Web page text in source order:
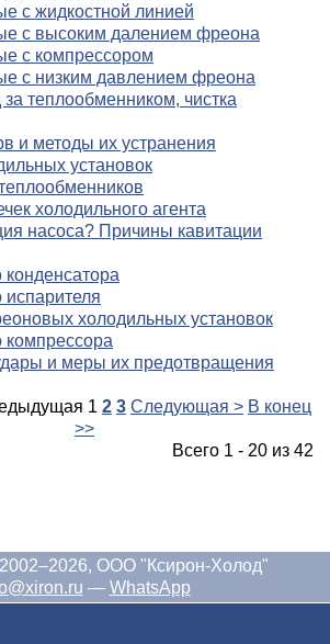
с жидкостной линией
с высоким далением фреона
с компрессором
с низким давлением фреона
теплообменником, чистка
и методы их устранения
установок
холодильного агента
насоса? Причины кавитации
конденсатора
испарителя
холодильных установок
компрессора
и меры их предотвращения
1 2 3 Следующая > В конец
>>
Всего 1 - 20 из 42
ООО "Ксирон-Холод"
— WhatsApp